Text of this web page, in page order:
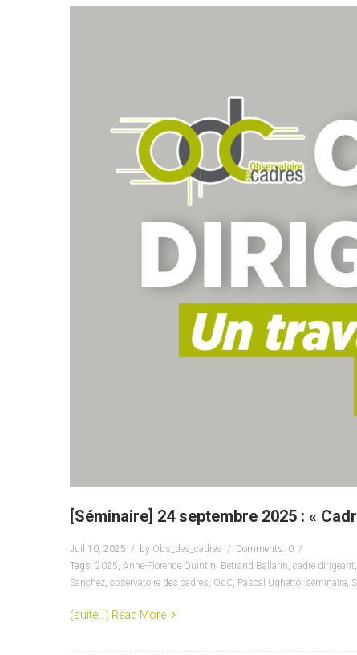
[Séminaire] 24 septembre 2025 : «
Juil 10, 2025 by Obs_des_cadres
Comments: 0
Tags: 2025, Anne-Florence Quintin, Betrand Ballarin, cadre dirigeant,
Sanchez, observatoire des cadres, OdC, Pascal Ughetto, séminaire,
(suite…) Read More